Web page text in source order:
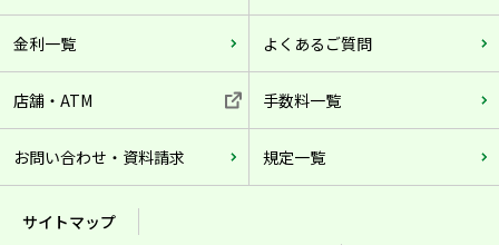
金利一覧 よくあるご質問
店舗・ATM 手数料一覧
お問い合わせ・資料請求 規定一覧
サイトマップ